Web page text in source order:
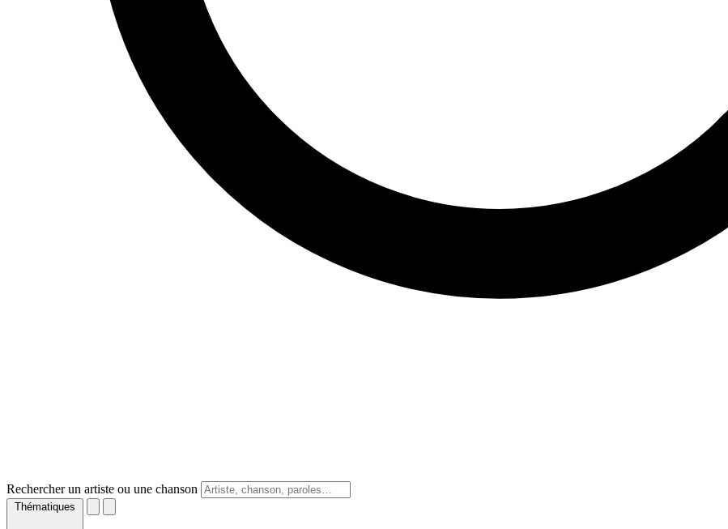
Rechercher un artiste ou une chanson
Thématiques